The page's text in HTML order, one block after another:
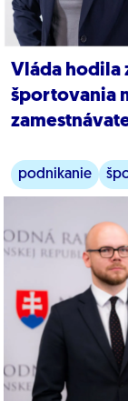
Vláda hodila
športovania
podnikanie